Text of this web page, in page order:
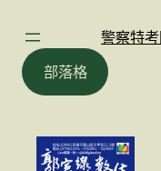
警察特
部落格